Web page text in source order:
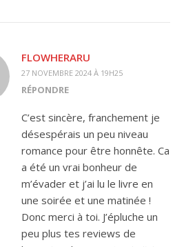
FLOWHERARU
27 NOVEMBRE 2024 À 19H25
RÉPONDRE
C’est sincère, franchement je
désespérais un peu niveau
romance pour être honnête. Ca
a été un vrai bonheur de
m’évader et j’ai lu le livre en
une soirée et une matinée !
Donc merci à toi. J’épluche un
peu plus tes reviews de